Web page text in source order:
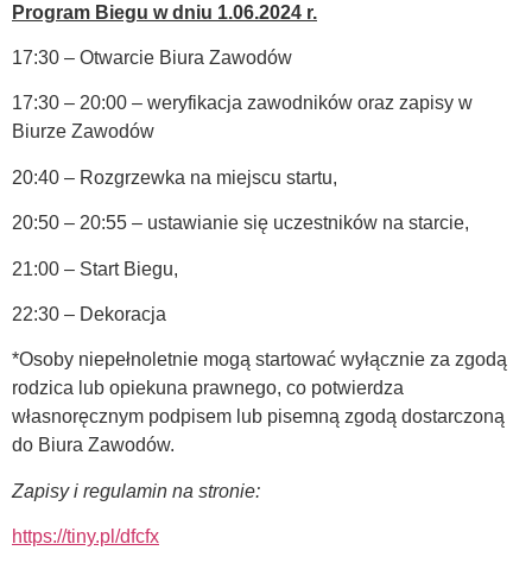
Program Biegu w dniu 1.06.2024 r.
17:30 – Otwarcie Biura Zawodów
17:30 – 20:00 – weryfikacja zawodników oraz zapisy w
Biurze Zawodów
20:40 – Rozgrzewka na miejscu startu,
20:50 – 20:55 – ustawianie się uczestników na starcie,
21:00 – Start Biegu,
22:30 – Dekoracja
*Osoby niepełnoletnie mogą startować wyłącznie za zgodą
rodzica lub opiekuna prawnego, co potwierdza
własnoręcznym podpisem lub pisemną zgodą dostarczoną
do Biura Zawodów.
Zapisy i regulamin na stronie:
https://tiny.pl/dfcfx